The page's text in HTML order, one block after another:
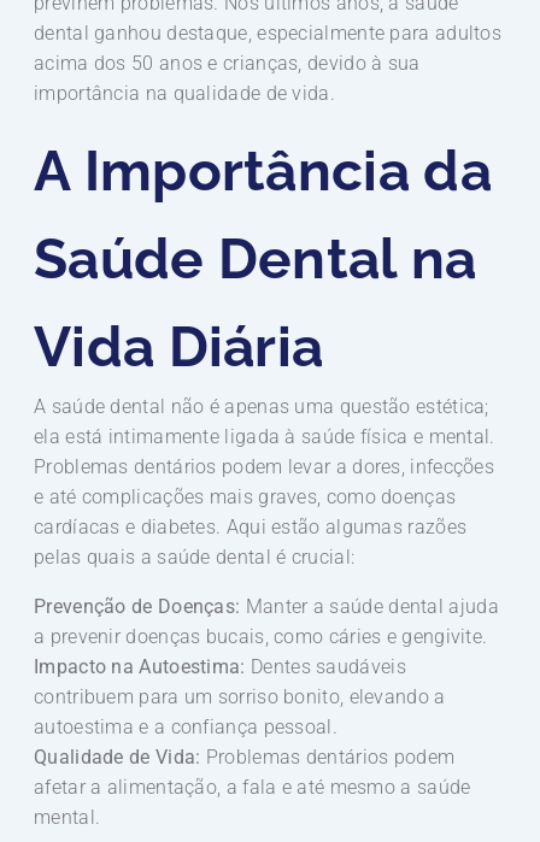
dental ganhou destaque, especialmente para adultos
acima dos 50 anos e crianças, devido à sua
importância na qualidade de vida.
A Importância da
Saúde Dental na
Vida Diária
A saúde dental não é apenas uma questão estética;
ela está intimamente ligada à saúde física e mental.
Problemas dentários podem levar a dores, infecções
e até complicações mais graves, como doenças
cardíacas e diabetes. Aqui estão algumas razões
pelas quais a saúde dental é crucial:
Prevenção de Doenças: Manter a saúde dental ajuda
a prevenir doenças bucais, como cáries e gengivite.
Impacto na Autoestima: Dentes saudáveis
contribuem para um sorriso bonito, elevando a
autoestima e a confiança pessoal.
Qualidade de Vida: Problemas dentários podem
afetar a alimentação, a fala e até mesmo a saúde
mental.